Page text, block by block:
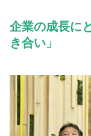
企業の成長に
き合い」